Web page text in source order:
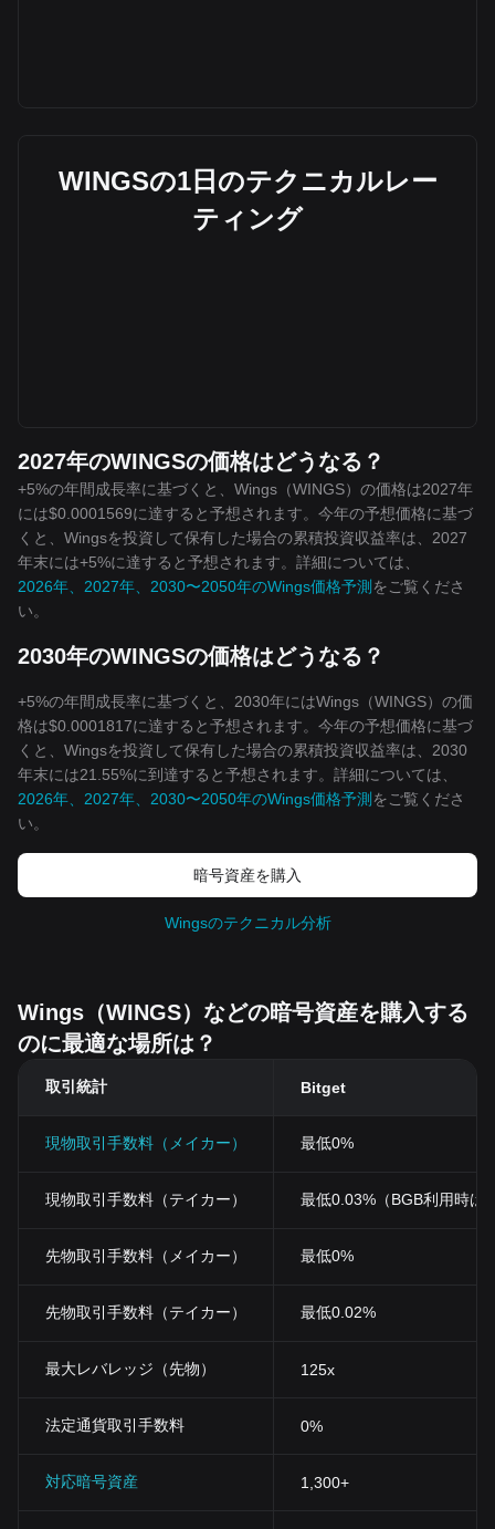
WINGSの1日のテクニカルレー
ティング
2027年のWINGSの価格はどうなる？
+5%の年間成長率に基づくと、Wings（WINGS）の価格は2027年
には$0.0001569に達すると予想されます。今年の予想価格に基づ
くと、Wingsを投資して保有した場合の累積投資収益率は、2027
年末には+5%に達すると予想されます。詳細については、
2026年、2027年、2030〜2050年のWings価格予測 をご覧くださ
い。
2030年のWINGSの価格はどうなる？
+5%の年間成長率に基づくと、2030年にはWings（WINGS）の価
格は$0.0001817に達すると予想されます。今年の予想価格に基づ
くと、Wingsを投資して保有した場合の累積投資収益率は、2030
年末には21.55%に到達すると予想されます。詳細については、
2026年、2027年、2030〜2050年のWings価格予測 をご覧くださ
い。
暗号資産を購入
Wingsのテクニカル分析
Wings（WINGS）などの暗号資産を購入する
のに最適な場所は？
取引統計 Bitget
現物取引手数料（メイカー） 最低0%
現物取引手数料（テイカー） 最低0.03%（BGB利用時は
先物取引手数料（メイカー） 最低0%
先物取引手数料（テイカー） 最低0.02%
最大レバレッジ（先物） 125x
法定通貨取引手数料 0%
対応暗号資産 1,300+